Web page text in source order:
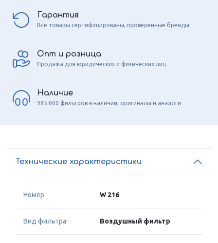
Гарантия
Все товары сертифицированы, проверенные бренды
Опт и розница
Продажа для юридических и физических лиц
Наличие
985 000 фильтров в наличии, оригиналы и аналоги
Технические характеристики
Номер: W 216
Вид фильтра: Воздушный фильтр